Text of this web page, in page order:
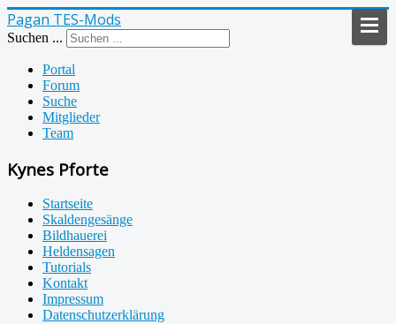
Pagan TES-Mods
Suchen ...
Portal
Forum
Suche
Mitglieder
Team
Kynes Pforte
Startseite
Skaldengesänge
Bildhauerei
Heldensagen
Tutorials
Kontakt
Impressum
Datenschutzerklärung